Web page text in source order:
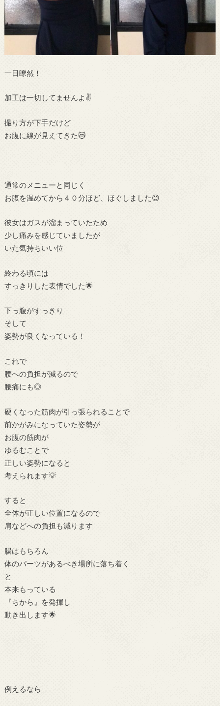
一目瞭然！
加工は一切してませんよ✌
撮り方が下手だけど
お腹に線が見えてきた😻
通常のメニューと同じく
お腹を温めてから４０分ほど、ほぐしました😊
彼女はガスが溜まっていたため
少し痛みを感じていましたが
いた気持ちいい位
終わる頃には
すっきりした表情でした🌟
下っ腹がすっきり
そして
姿勢が良くなっている！
これで
腰への負担が減るので
腰痛にも◎
硬くなった筋肉が引っ張られることで
前かがみになっていた姿勢が
お腹の筋肉が
ゆるむことで
正しい姿勢になると
考えられます💡
すると
全体が正しい位置になるので
肩などへの負担も減ります
腸はもちろん
体のパーツがあるべき場所に落ち着く
と
本来もっている
『ちから』を発揮し
動き出します🌟
例えるなら